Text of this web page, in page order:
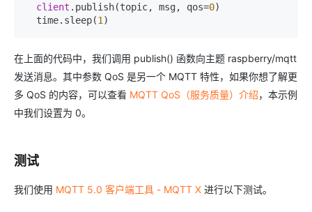
client .publish(topic, msg, qos=0)
  time.sleep(
1 )
在上面的代码中，我们调用 publish() 函数向主题 raspberry/mqtt
发送消息。其中参数 QoS 是另一个 MQTT 特性，如果你想了解更
多 QoS 的内容，可以查看 MQTT QoS（服务质量）介绍，本示例
中我们设置为 0。
测试
我们使用 MQTT 5.0 客户端工具 - MQTT X 进行以下测试。